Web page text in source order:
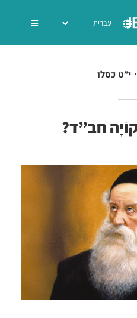
י״ט כסלו
חב”ד?